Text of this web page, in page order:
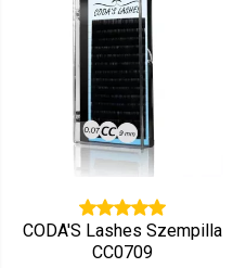
CODA'S Lashes Szempilla
CC0709